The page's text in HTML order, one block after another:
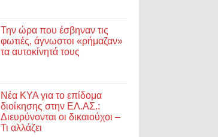
Την ώρα που έσβηναν τις
φωτιές, άγνωστοι «ρήμαζαν»
τα αυτοκίνητά τους
Νέα ΚΥΑ για το επίδομα
διοίκησης στην ΕΛ.ΑΣ.:
Διευρύνονται οι δικαιούχοι –
Τι αλλάζει